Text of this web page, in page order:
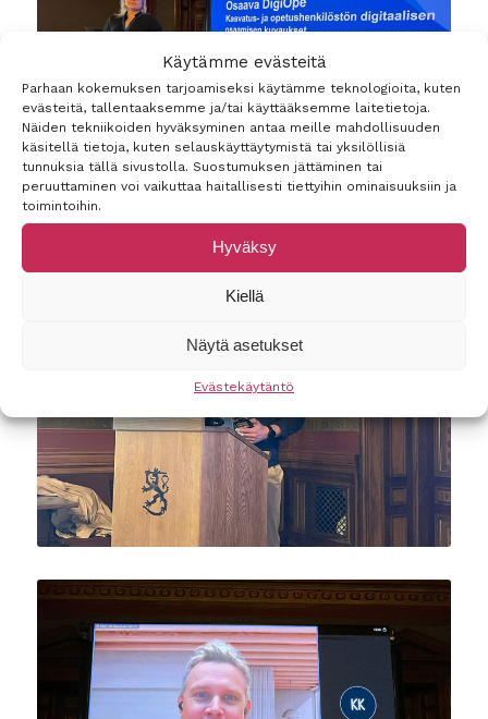
Käytämme evästeitä
Parhaan kokemuksen tarjoamiseksi käytämme teknologioita, kuten
evästeitä, tallentaaksemme ja/tai käyttääksemme laitetietoja.
Näiden tekniikoiden hyväksyminen antaa meille mahdollisuuden
käsitellä tietoja, kuten selauskäyttäytymistä tai yksilöllisiä
tunnuksia tällä sivustolla. Suostumuksen jättäminen tai
peruuttaminen voi vaikuttaa haitallisesti tiettyihin ominaisuuksiin ja
toimintoihin.
Hyväksy
Kiellä
Näytä asetukset
Evästekäytäntö